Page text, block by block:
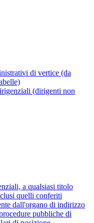
di vertice (da
(dirigenti non
a qualsiasi titolo
quelli conferiti
dall'organo di indirizzo
pubbliche di